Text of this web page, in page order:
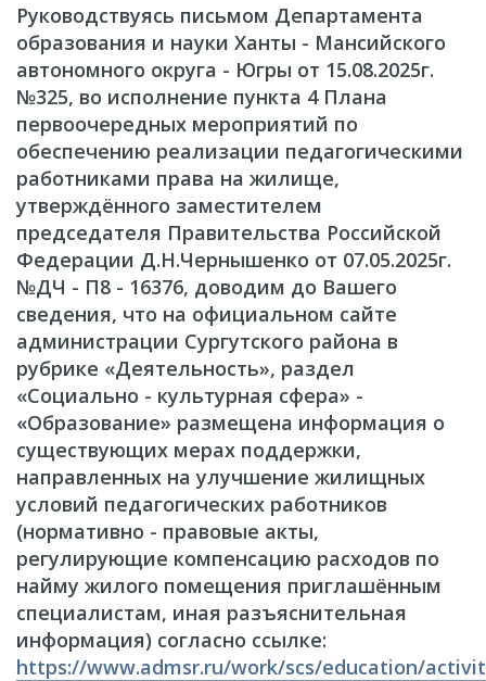
Руководствуясь письмом Департамента
образования и науки Ханты - Мансийского
автономного округа - Югры от 15.08.2025г.
№325, во исполнение пункта 4 Плана
первоочередных мероприятий по
обеспечению реализации педагогическими
работниками права на жилище,
утверждённого заместителем
председателя Правительства Российской
Федерации Д.Н.Чернышенко от 07.05.2025г.
№ДЧ - П8 - 16376, доводим до Вашего
сведения, что на официальном сайте
администрации Сургутского района в
рубрике «Деятельность», раздел
«Социально - культурная сфера» -
«Образование» размещена информация о
существующих мерах поддержки,
направленных на улучшение жилищных
условий педагогических работников
(нормативно - правовые акты,
регулирующие компенсацию расходов по
найму жилого помещения приглашённым
специалистам, иная разъяснительная
информация) согласно ссылке:
https://www.admsr.ru/work/scs/education/